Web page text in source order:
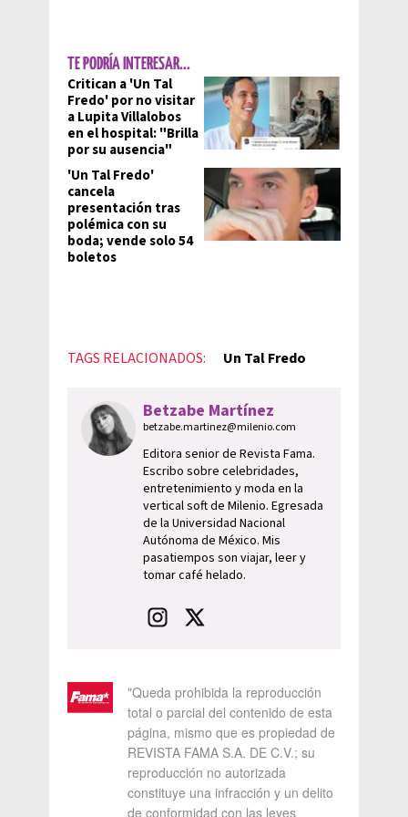
TE PODRÍA INTERESAR...
Critican a 'Un Tal
Fredo' por no visitar
a Lupita Villalobos
en el hospital: "Brilla
por su ausencia"
'Un Tal Fredo'
cancela
presentación tras
polémica con su
boda; vende solo 54
boletos
TAGS RELACIONADOS: Un Tal Fredo
Betzabe Martínez
betzabe.martinez@milenio.com
Editora senior de Revista Fama.
Escribo sobre celebridades,
entretenimiento y moda en la
vertical soft de Milenio. Egresada
de la Universidad Nacional
Autónoma de México. Mis
pasatiempos son viajar, leer y
tomar café helado.
"Queda prohibida la reproducción
total o parcial del contenido de esta
página, mismo que es propiedad de
REVISTA FAMA S.A. DE C.V.; su
reproducción no autorizada
constituye una infracción y un delito
de conformidad con las leyes